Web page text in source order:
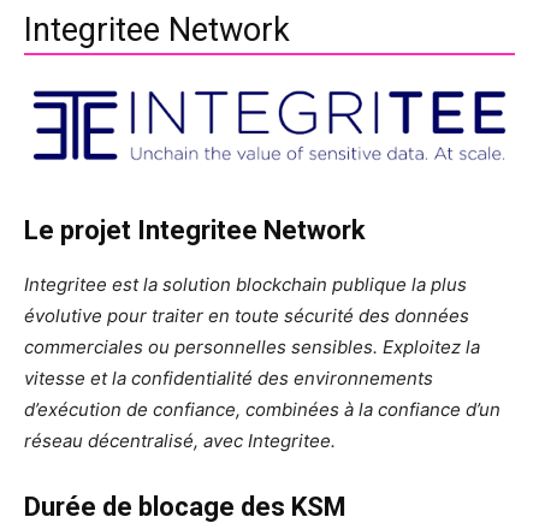
Integritee Network
Le projet Integritee Network
Integritee est la solution blockchain publique la plus
évolutive pour traiter en toute sécurité des données
commerciales ou personnelles sensibles. Exploitez la
vitesse et la confidentialité des environnements
d’exécution de confiance, combinées à la confiance d’un
réseau décentralisé, avec Integritee.
Durée de blocage des KSM